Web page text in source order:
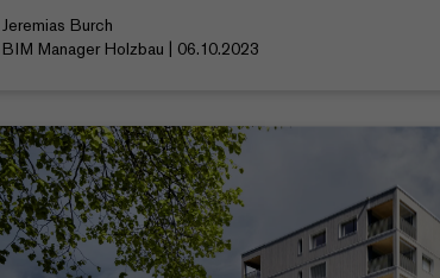
Jeremias Burch
BIM Manager Holzbau | 06.10.2023